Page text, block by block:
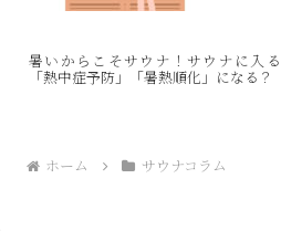
暑いからこそサウナ！サウナに入
「熱中症予防」「暑熱順化」になる？
ホーム サウナコラム